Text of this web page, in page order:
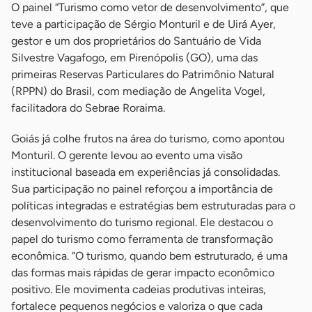
O painel “Turismo como vetor de desenvolvimento”, que
teve a participação de Sérgio Monturil e de Uirá Ayer,
gestor e um dos proprietários do Santuário de Vida
Silvestre Vagafogo, em Pirenópolis (GO), uma das
primeiras Reservas Particulares do Patrimônio Natural
(RPPN) do Brasil, com mediação de Angelita Vogel,
facilitadora do Sebrae Roraima.
Goiás já colhe frutos na área do turismo, como apontou
Monturil. O gerente levou ao evento uma visão
institucional baseada em experiências já consolidadas.
Sua participação no painel reforçou a importância de
políticas integradas e estratégias bem estruturadas para o
desenvolvimento do turismo regional. Ele destacou o
papel do turismo como ferramenta de transformação
econômica. “O turismo, quando bem estruturado, é uma
das formas mais rápidas de gerar impacto econômico
positivo. Ele movimenta cadeias produtivas inteiras,
fortalece pequenos negócios e valoriza o que cada